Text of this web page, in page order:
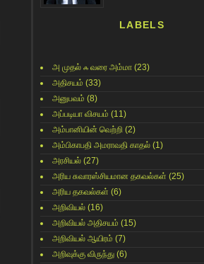
LABELS
அ முதல் ஃ வரை அம்மா (23)
அதிசயம் (33)
அனுபவம் (8)
அப்படியா விசயம் (11)
அம்பானியின் வெற்றி (2)
அம்பிகாபதி அமராவதி காதல் (1)
அரசியல் (27)
அரிய சுவாரஸ்சியமான தகவல்கள் (25)
அரிய தகவல்கள் (6)
அறிவியல் (16)
அறிவியல் அதிசயம் (15)
அறிவியல் ஆயிரம் (7)
அறிவுக்கு விருந்து (6)